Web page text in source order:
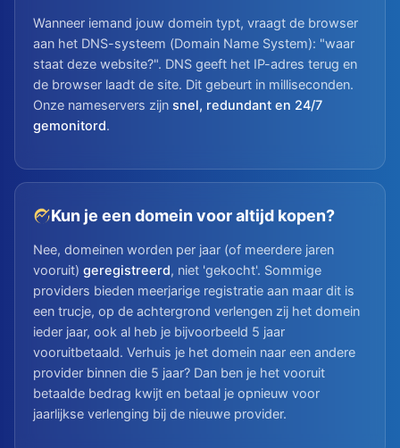
Wanneer iemand jouw domein typt, vraagt de browser
aan het DNS-systeem (Domain Name System): "waar
staat deze website?". DNS geeft het IP-adres terug en
de browser laadt de site. Dit gebeurt in milliseconden.
Onze nameservers zijn snel, redundant en 24/7
gemonitord.
Kun je een domein voor altijd kopen?
Nee, domeinen worden per jaar (of meerdere jaren
vooruit) geregistreerd, niet 'gekocht'. Sommige
providers bieden meerjarige registratie aan maar dit is
een trucje, op de achtergrond verlengen zij het domein
ieder jaar, ook al heb je bijvoorbeeld 5 jaar
vooruitbetaald. Verhuis je het domein naar een andere
provider binnen die 5 jaar? Dan ben je het vooruit
betaalde bedrag kwijt en betaal je opnieuw voor
jaarlijkse verlenging bij de nieuwe provider.